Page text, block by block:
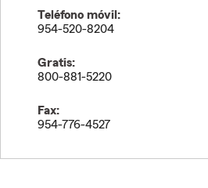
Teléfono móvil:
954-520-8204
Gratis:
800-881-5220
Fax:
954-776-4527